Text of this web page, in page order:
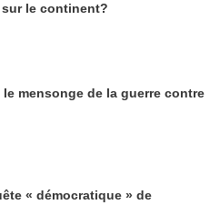
le continent?
mensonge de la guerre contre
« démocratique » de